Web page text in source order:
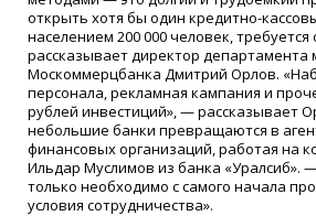
открыть хотя бы один кредитно-
населением 200 000 человек, требуется
рассказывает директор департамента
Москоммерцбанка Дмитрий Орлов.
персонала, рекламная кампания и
рублей инвестиций», — рассказывает
небольшие банки превращаются в
финансовых организаций, работая на
Ильдар Муслимов из банка «Уралсиб».
только необходимо с самого начала
условия сотрудничества».